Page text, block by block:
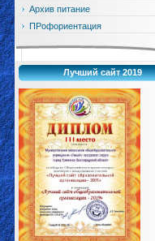
Архив питание
ПРофориентация
Лучший сайт 2019